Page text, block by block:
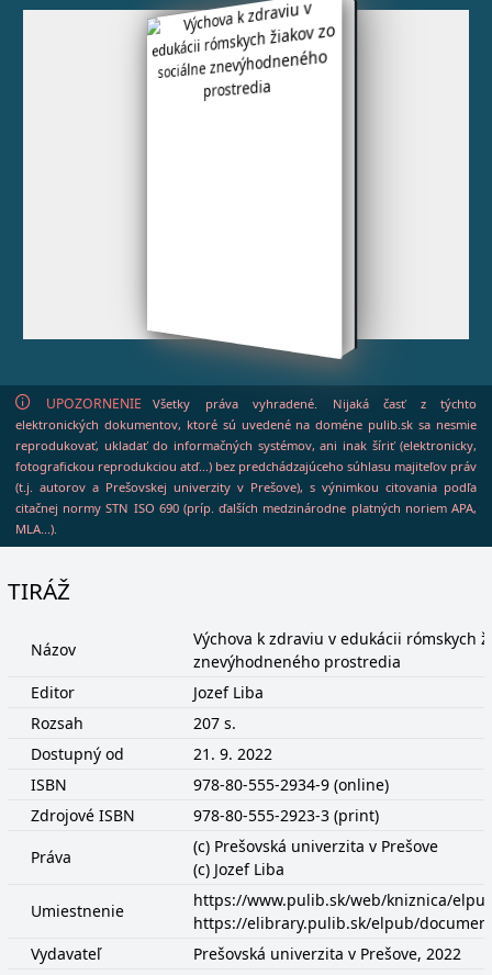
UPOZORNENIE
Všetky práva vyhradené. Nijaká časť z týchto
elektronických dokumentov, ktoré sú uvedené na doméne pulib.sk sa nesmie
reprodukovať, ukladať do informačných systémov, ani inak šíriť (elektronicky,
fotografickou reprodukciou atď...) bez predchádzajúceho súhlasu majiteľov práv
(t.j. autorov a Prešovskej univerzity v Prešove), s výnimkou citovania podľa
citačnej normy STN ISO 690 (príp. ďalších medzinárodne platných noriem APA,
MLA...).
TIRÁŽ
Názov
Výchova k zdraviu v edukácii rómskych
znevýhodneného prostredia
Editor
Jozef Liba
Rozsah
207 s.
Dostupný od
21. 9. 2022
ISBN
978-80-555-2934-9 (online)
Zdrojové ISBN
978-80-555-2923-3 (print)
Práva
(c) Prešovská univerzita v Prešove
(c) Jozef Liba
Umiestnenie
https://www.pulib.sk/web/kniznica/
https://elibrary.pulib.sk/elpub/
Vydavateľ
Prešovská univerzita v Prešove, 2022